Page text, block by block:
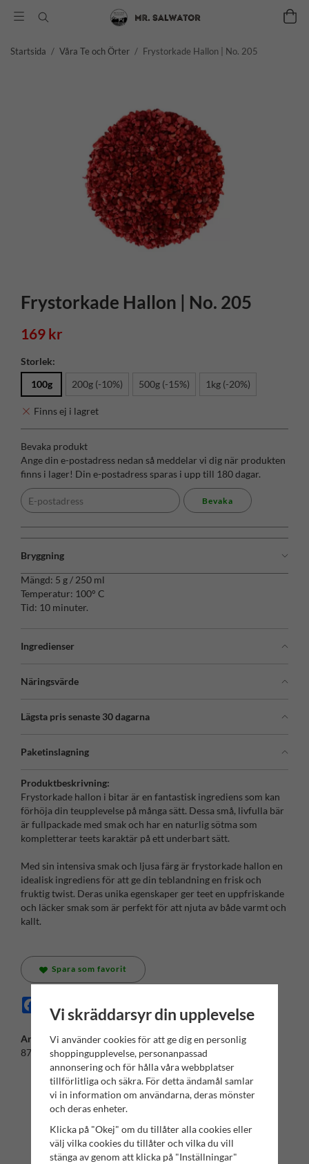
Startsida / Våra Te och Örter / Frystorkade Hallon | No. 205
Frystorkade Hallon | No. 205
169 kr
Storlek:
100g
200g (-10%) 500g (-15%) 1kg (-20%)
Finns ej i lagret
Bevaka produkt
Ange din e-postadress nedan så meddelar vi dig när produkten
finns i lager! Din e-postadress sparas i upp till 180 dagar.
Bevaka
Bryggning
Ingredienser
Näringsvärde
Lägsta pris senaste 30 dagarna
Paketinslagning
Mängd: 5 g / 250 ml
Temperatur: 100° C
Tid: 10 minuter.
Produktbeskrivning:
Frystorkade hallon i bitar är en fantastisk ingrediens som kan
förhöja din teupplevelse på många sätt. Dessa små, livfulla bär
är fullpackade med smak och har en naturlig sötma som
kompletterar teets karaktär på ett underbart sätt.
Med sin intensiva smak och ljusa färg är frystorkade hallon en
idealisk ingrediens för att ge din teblandning en frisk och
fruktig twist. Deras unika egenskaper ger teet en uppfriskande
och läcker smak som är perfekt för att njuta av både varmt och
kallt.
Spara som favorit
Artikelnummer:
8763002100
Vi skräddarsyr din upplevelse
Vi använder cookies för att ge dig en personlig
shoppingupplevelse, personanpassad
annonsering och för hålla våra webbplatser
tillförlitliga och säkra. För detta ändamål samlar
vi in information om användarna, deras mönster
och deras enheter.
Klicka på "Okej" om du tillåter alla cookies eller
välj vilka cookies du tillåter och vilka du vill
stänga av genom att klicka på "Inställningar"